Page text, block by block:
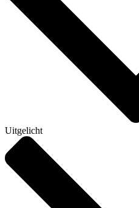
Uitgelicht